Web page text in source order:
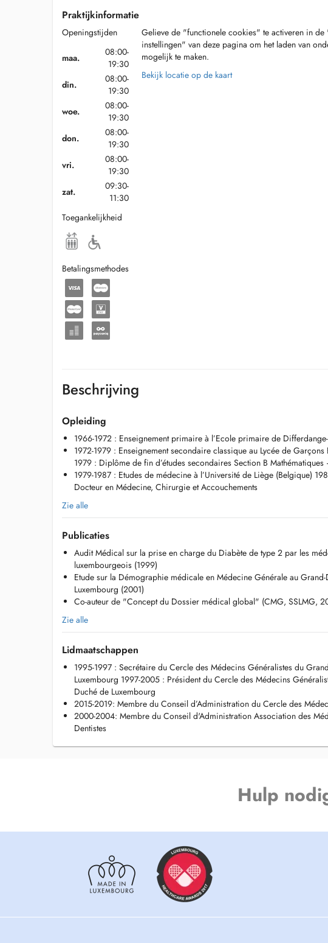
Praktijkinformatie
Openingstijden
maa.
08:00-
19:30
din.
08:00-
19:30
woe.
08:00-
19:30
don.
08:00-
19:30
vri.
08:00-
19:30
zat.
09:30-
11:30
Toegankelijkheid
Betalingsmethodes
Gelieve de "functionele cookies" te activeren in de
instellingen" van deze pagina om het laden van
mogelijk te maken.
Bekijk locatie op de kaart
Beschrijving
Opleiding
1966-1972 : Enseignement primaire à l’Ecole primaire de
1972-1979 : Enseignement secondaire classique au Lycée de Garçons
1979 : Diplôme de fin d’études secondaires Section B Mathématiques
1979-1987 : Etudes de médecine à l’Université de Liège (Belgique)
Docteur en Médecine, Chirurgie et Accouchements
Zie alle
Publicaties
Audit Médical sur la prise en charge du Diabète de type 2 par les
luxembourgeois (1999)
Etude sur la Démographie médicale en Médecine Générale au
Luxembourg (2001)
Co-auteur de "Concept du Dossier médical global" (CMG, SSLMG,
Zie alle
Lidmaatschappen
1995-1997 : Secrétaire du Cercle des Médecins Généralistes du
Luxembourg 1997-2005 : Président du Cercle des Médecins
Duché de Luxembourg
2015-2019: Membre du Conseil d’Administration du Cercle des
2000-2004: Membre du Conseil d'Administration Association des
Dentistes
Hulp